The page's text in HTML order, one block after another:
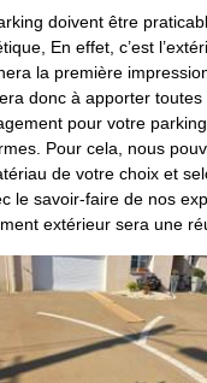
doivent être
En effet, c’est
la première
donc à apporter
pour votre
Pour cela, nous
de votre choix et
le savoir-faire de nos
extérieur sera une